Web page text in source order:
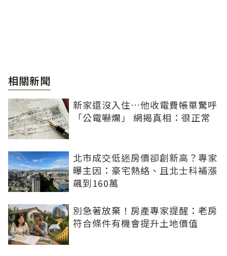
相關新聞
新家還沒入住…他收電費帳單驚呼
「公電嚇爛」 網揭真相：很正常
北市成交低迷房價卻創新高？專家
曝主因：豪宅熱絡、且北士科補漲
飆到160萬
別急著放棄！房產專家提醒：老房
符合條件有機會提升土地價值